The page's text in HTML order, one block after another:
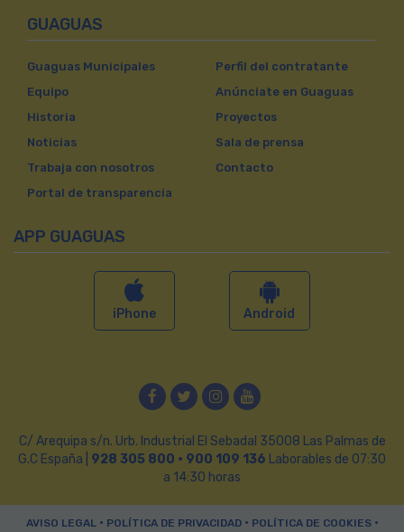
GUAGUAS
Guaguas Municipales
Equipo
Historia
Noticias
Trabaja con nosotros
Portal de transparencia
Perfil del contratante
Anúnciate en Guaguas
Proyectos
Sala de prensa
Contacto
APP GUAGUAS
iPhone Android
FacebookTwitterInstagram
YouTube
C/ Arequipa s/n. Urb. Industrial El Sebadal 35008 Las Palmas de
G.C España | 928 305 800 · 900 109 136 Laborables de 07:30
a 14:30 horas
AVISO LEGAL• POLÍTICA DE PRIVACIDAD• POLÍTICA DE COOKIES•